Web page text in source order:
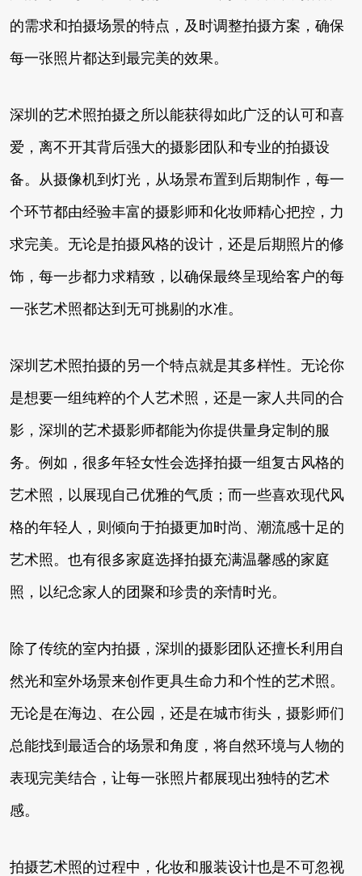
的需求和拍摄场景的特点，及时调整拍摄方案，确保
每一张照片都达到最完美的效果。
深圳的艺术照拍摄之所以能获得如此广泛的认可和喜
爱，离不开其背后强大的摄影团队和专业的拍摄设
备。从摄像机到灯光，从场景布置到后期制作，每一
个环节都由经验丰富的摄影师和化妆师精心把控，力
求完美。无论是拍摄风格的设计，还是后期照片的修
饰，每一步都力求精致，以确保最终呈现给客户的每
一张艺术照都达到无可挑剔的水准。
深圳艺术照拍摄的另一个特点就是其多样性。无论你
是想要一组纯粹的个人艺术照，还是一家人共同的合
影，深圳的艺术摄影师都能为你提供量身定制的服
务。例如，很多年轻女性会选择拍摄一组复古风格的
艺术照，以展现自己优雅的气质；而一些喜欢现代风
格的年轻人，则倾向于拍摄更加时尚、潮流感十足的
艺术照。也有很多家庭选择拍摄充满温馨感的家庭
照，以纪念家人的团聚和珍贵的亲情时光。
除了传统的室内拍摄，深圳的摄影团队还擅长利用自
然光和室外场景来创作更具生命力和个性的艺术照。
无论是在海边、在公园，还是在城市街头，摄影师们
总能找到最适合的场景和角度，将自然环境与人物的
表现完美结合，让每一张照片都展现出独特的艺术
感。
拍摄艺术照的过程中，化妆和服装设计也是不可忽视